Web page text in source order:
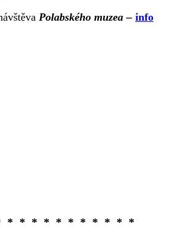
Polabského muzea – info
* * * * * * * * * * *